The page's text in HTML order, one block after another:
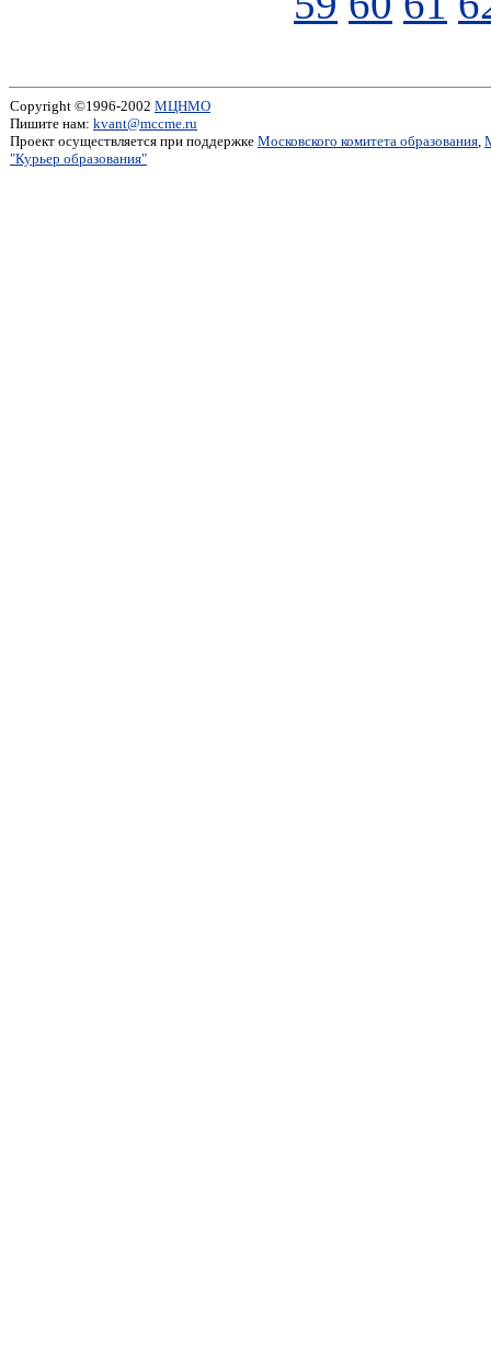
Copyright ©1996-2002 МЦНМО
Пишите нам: kvant@mccme.ru
Проект осуществляется при поддержке Московского комитета образования,
"Курьер образования"